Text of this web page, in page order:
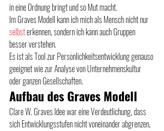
in eine Ordnung bringt und so Mut macht.
Im Graves Modell kann ich mich als Mensch nicht nur
selbst erkennen, sondern ich kann auch Gruppen
besser verstehen.
Es ist als Tool zur Persönlichkeitsentwicklung genauso
geeignet wie zur Analyse von Unternehmenskultur
oder ganzen Gesellschaften.
Aufbau des Graves Modell
Clare W. Graves Idee war eine Verdeutlichung, dass
sich Entwicklungsstufen nicht voneinander abgrenzen,